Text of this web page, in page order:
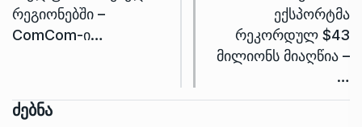
რეგიონებში –
ComCom-ი…
ექსპორტმა
რეკორდულ $43
მილიონს მიაღწია –
…
Ძებნა